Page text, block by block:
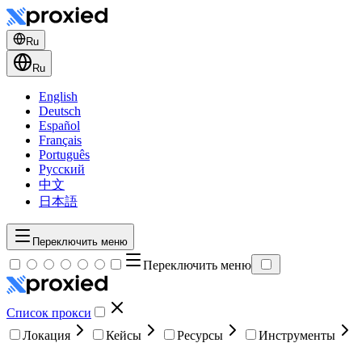
Ru
Ru
English
Deutsch
Español
Français
Português
Русский
中文
日本語
Переключить меню
Переключить меню
Список прокси
Локация
Кейсы Ресурсы
Инструменты